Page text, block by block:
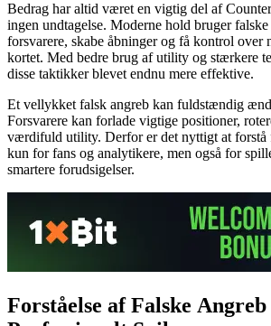
Bedrag har altid været en vigtig del af
ingen undtagelse. Moderne hold bruger
forsvarere, skabe åbninger og få kontrol over
kortet. Med bedre brug af utility og stærkere
disse taktikker blevet endnu mere effektive.
Et vellykket falsk angreb kan fuldstændig
Forsvarere kan forlade vigtige positioner,
værdifuld utility. Derfor er det nyttigt at forstå
kun for fans og analytikere, men også for
smartere forudsigelser.
Forståelse af Falske